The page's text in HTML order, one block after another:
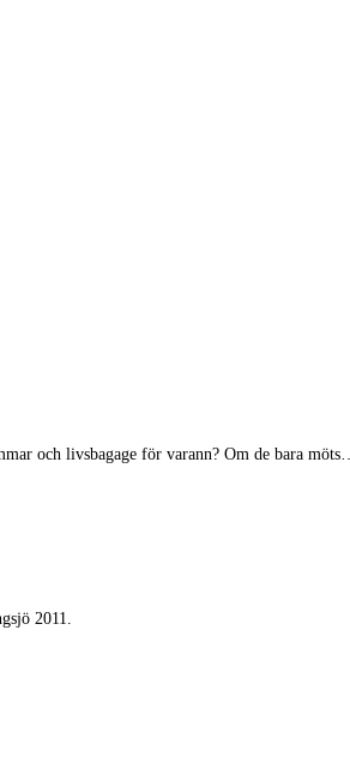
och livsbagage för varann? Om de bara möts…
2011.